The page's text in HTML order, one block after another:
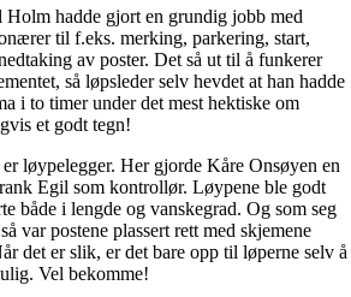
hadde gjort en grundig jobb med
til f.eks. merking, parkering, start,
av poster. Det så ut til å funkerer
så løpsleder selv hevdet at han hadde
i to timer under det mest hektiske om
et godt tegn!
løypelegger. Her gjorde Kåre Onsøyen en
Egil som kontrollør. Løypene ble godt
både i lengde og vanskegrad. Og som seg
var postene plassert rett med skjemene
det er slik, er det bare opp til løperne selv å
Vel bekomme!